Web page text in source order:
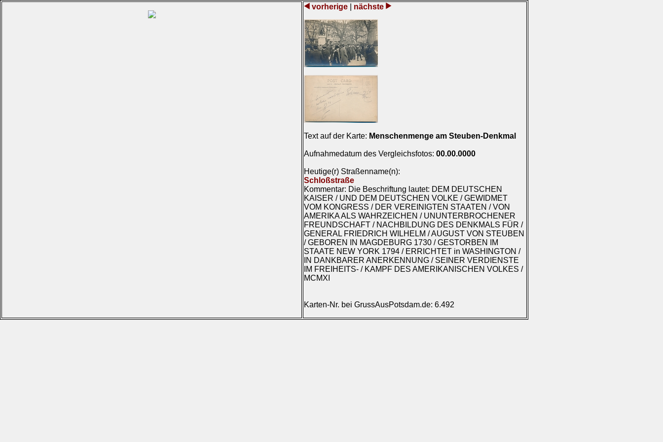
vorherige nächste
Text auf der Karte: Menschenmenge am Steuben-Denkmal
Aufnahmedatum des Vergleichsfotos: 00.00.0000
Heutige(r) Straßenname(n):
Schloßstraße
Kommentar: Die Beschriftung lautet: DEM DEUTSCHEN
KAISER / UND DEM DEUTSCHEN VOLKE / GEWIDMET
VOM KONGRESS / DER VEREINIGTEN STAATEN / VON
AMERIKA ALS WAHRZEICHEN / UNUNTERBROCHENER
FREUNDSCHAFT / NACHBILDUNG DES DENKMALS FÜR /
GENERAL FRIEDRICH WILHELM / AUGUST VON STEUBEN
/ GEBOREN IN MAGDEBURG 1730 / GESTORBEN IM
STAATE NEW YORK 1794 / ERRICHTET in WASHINGTON /
IN DANKBARER ANERKENNUNG / SEINER VERDIENSTE
IM FREIHEITS- / KAMPF DES AMERIKANISCHEN VOLKES /
MCMXI
Karten-Nr. bei GrussAusPotsdam.de: 6.492